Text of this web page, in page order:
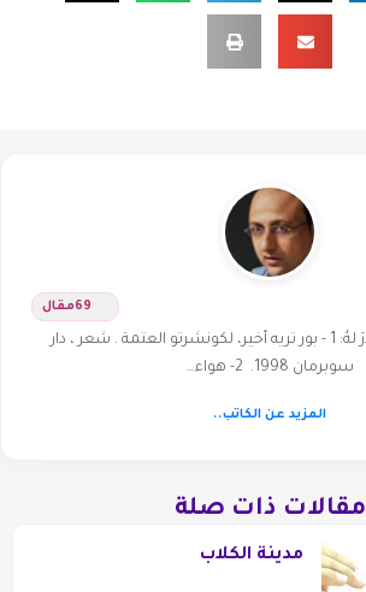
69مقال
شاعر مصري * صدرَ لهُ: 1 - بور تريه أخير، لكونشرتو العتمة . شعر ، دار
سوبرمان 1998. 2- هواء…
المزيد عن الكاتب..
مقالات ذات صلة
مدينة الكلاب